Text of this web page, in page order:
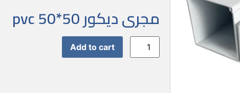
مجرى ديكور pvc 50*50
Add to cart